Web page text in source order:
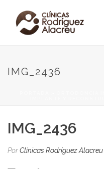
IMG_2436
IMG_2436
PorClínicas Rodríguez Alacreu